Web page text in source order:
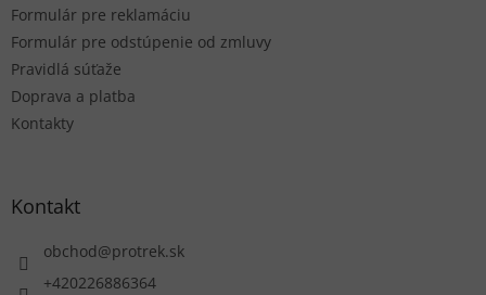
Formulár pre reklamáciu
Formulár pre odstúpenie od zmluvy
Pravidlá súťaže
Doprava a platba
Kontakty
Kontakt
obchod@protrek.sk
+420226886364